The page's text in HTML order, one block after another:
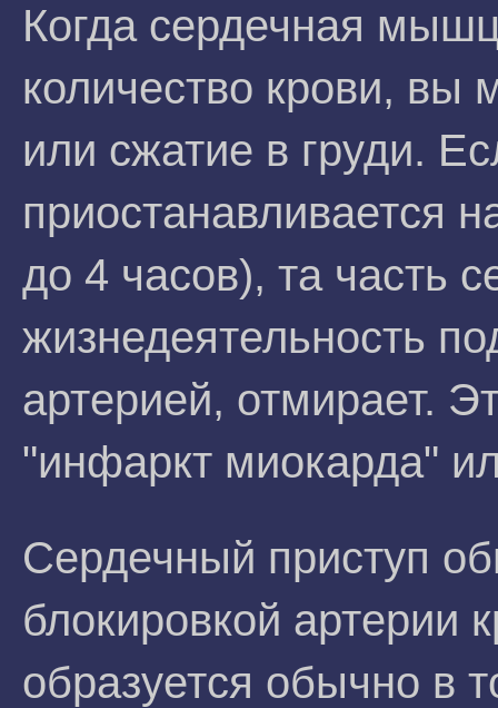
Когда сердечная
количество крови, вы
или сжатие в груди.
приостанавливается
до 4 часов), та часть
жизнедеятельность
артерией, отмирает.
"инфаркт миокарда"
Сердечный приступ
блокировкой артерии
образуется обычно в